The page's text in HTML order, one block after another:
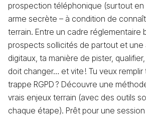
prospection téléphonique (surtout en
arme secrète – à condition de
terrain. Entre un cadre réglementaire
prospects sollicités de partout et une
digitaux, ta manière de pister,
doit changer… et vite ! Tu veux
trappe RGPD ? Découvre une
vrais enjeux terrain (avec des outils
chaque étape). Prêt pour une